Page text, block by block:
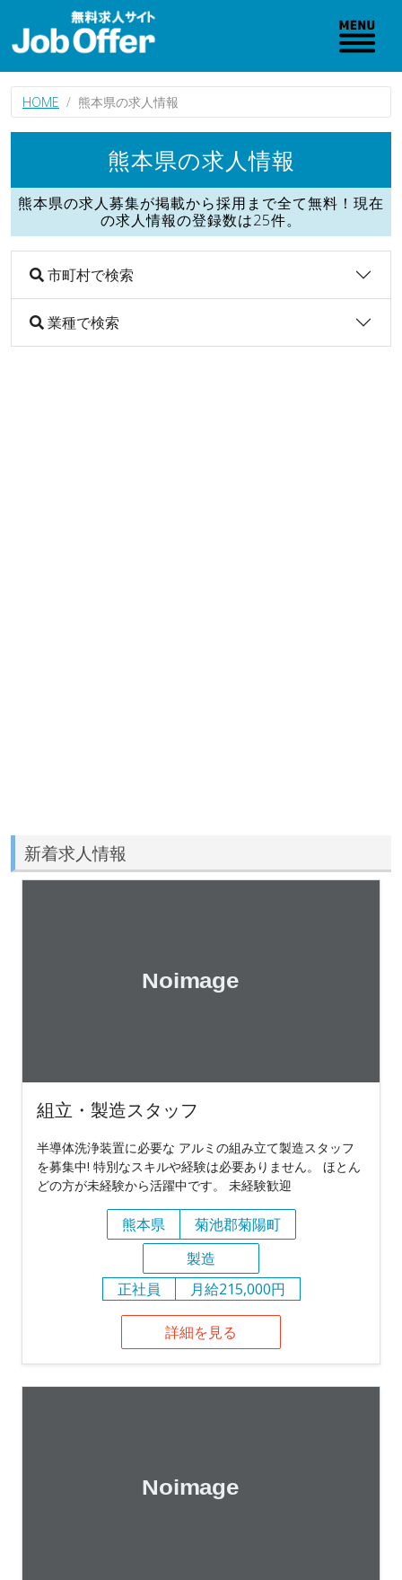
HOME 熊本県の求人情報
熊本県の求人情報
熊本県の求人募集が掲載から採用まで全て無料！現在
の求人情報の登録数は25件。
市町村で検索
業種で検索
新着求人情報
組立・製造スタッフ
半導体洗浄装置に必要な アルミの組み立て製造スタッフ
を募集中! 特別なスキルや経験は必要ありません。 ほとん
どの方が未経験から活躍中です。 未経験歓迎
熊本県
菊池郡菊陽町
製造
正社員
月給215,000円
詳細を見る